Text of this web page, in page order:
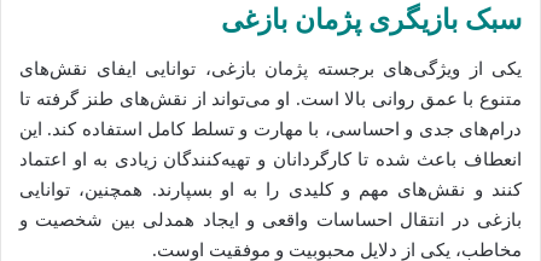
سبک بازیگری پژمان بازغی
یکی از ویژگی‌های برجسته پژمان بازغی، توانایی ایفای نقش‌های
متنوع با عمق روانی بالا است. او می‌تواند از نقش‌های طنز گرفته تا
درام‌های جدی و احساسی، با مهارت و تسلط کامل استفاده کند. این
انعطاف باعث شده تا کارگردانان و تهیه‌کنندگان زیادی به او اعتماد
کنند و نقش‌های مهم و کلیدی را به او بسپارند. همچنین، توانایی
بازغی در انتقال احساسات واقعی و ایجاد همدلی بین شخصیت و
مخاطب، یکی از دلایل محبوبیت و موفقیت اوست.